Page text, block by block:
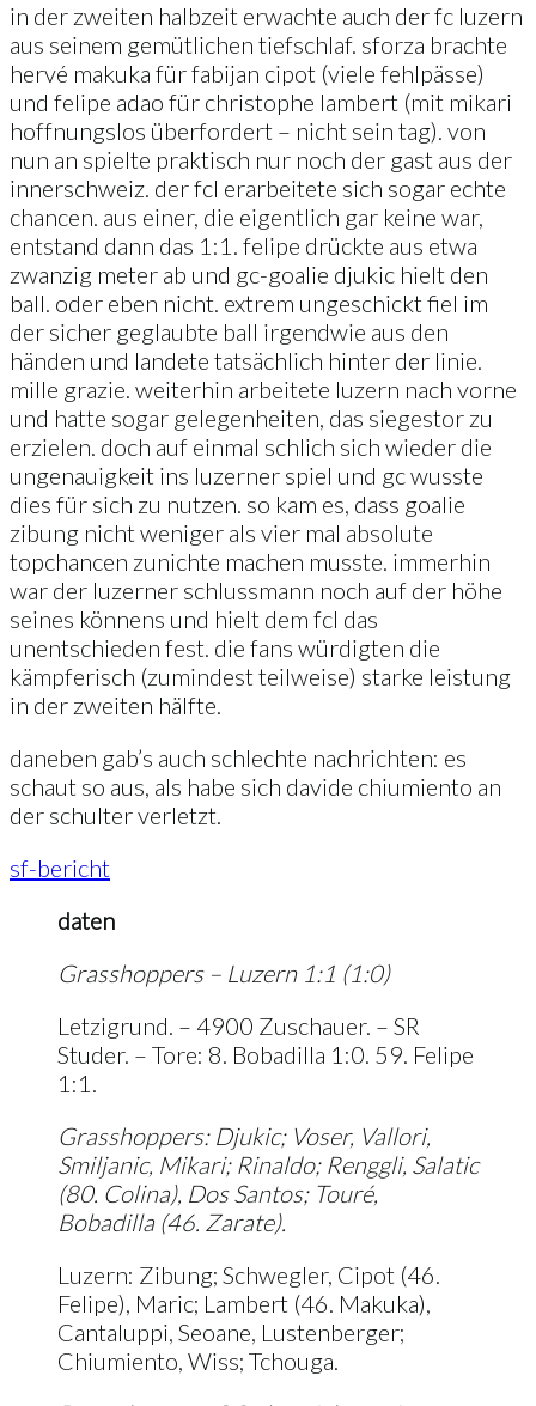
in der zweiten halbzeit erwachte auch der fc luzern
aus seinem gemütlichen tiefschlaf. sforza brachte
hervé makuka für fabijan cipot (viele fehlpässe)
und felipe adao für christophe lambert (mit mikari
hoffnungslos überfordert – nicht sein tag). von
nun an spielte praktisch nur noch der gast aus der
innerschweiz. der fcl erarbeitete sich sogar echte
chancen. aus einer, die eigentlich gar keine war,
entstand dann das 1:1. felipe drückte aus etwa
zwanzig meter ab und gc-goalie djukic hielt den
ball. oder eben nicht. extrem ungeschickt fiel im
der sicher geglaubte ball irgendwie aus den
händen und landete tatsächlich hinter der linie.
mille grazie. weiterhin arbeitete luzern nach vorne
und hatte sogar gelegenheiten, das siegestor zu
erzielen. doch auf einmal schlich sich wieder die
ungenauigkeit ins luzerner spiel und gc wusste
dies für sich zu nutzen. so kam es, dass goalie
zibung nicht weniger als vier mal absolute
topchancen zunichte machen musste. immerhin
war der luzerner schlussmann noch auf der höhe
seines könnens und hielt dem fcl das
unentschieden fest. die fans würdigten die
kämpferisch (zumindest teilweise) starke leistung
in der zweiten hälfte.
daneben gab’s auch schlechte nachrichten: es
schaut so aus, als habe sich davide chiumiento an
der schulter verletzt.
sf-bericht
daten
Grasshoppers – Luzern 1:1 (1:0)
Letzigrund. – 4900 Zuschauer. – SR
Studer. – Tore: 8. Bobadilla 1:0. 59. Felipe
1:1.
Grasshoppers: Djukic; Voser, Vallori,
Smiljanic, Mikari; Rinaldo; Renggli, Salatic
(80. Colina), Dos Santos; Touré,
Bobadilla (46. Zarate).
Luzern: Zibung; Schwegler, Cipot (46.
Felipe), Maric; Lambert (46. Makuka),
Cantaluppi, Seoane, Lustenberger;
Chiumiento, Wiss; Tchouga.